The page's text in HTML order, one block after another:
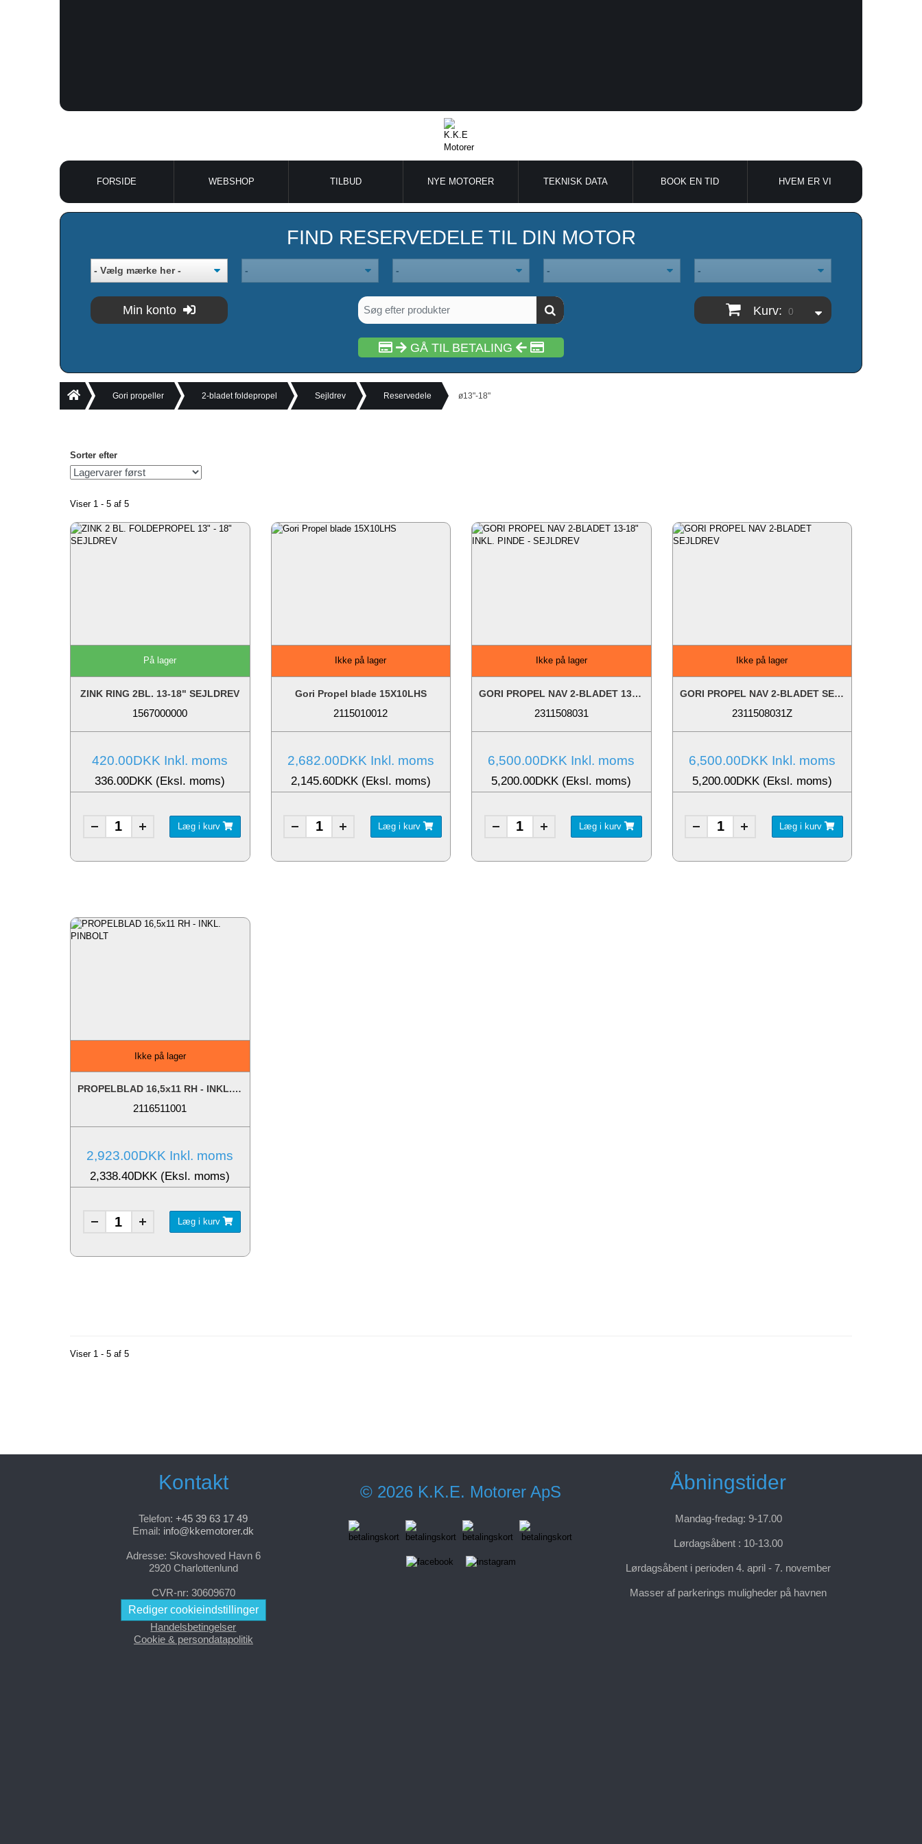
FORSIDE WEBSHOP TILBUD NYE MOTORER TEKNISK DATA BOOK EN TID HVEM ER VI
FIND RESERVEDELE TIL DIN MOTOR
Min konto Kurv: 0
GÅ TIL BETALING
Gori propeller 2-bladet foldepropel Sejldrev Reservedele ø13"-18"
Sorter efter
Viser 1 - 5 af 5
På lager
ZINK RING 2BL. 13-18" SEJLDREV
1567000000
420.00DKK Inkl. moms
336.00DKK (Eksl. moms)
Læg i kurv
Ikke på lager
Gori Propel blade 15X10LHS
2115010012
2,682.00DKK Inkl. moms
2,145.60DKK (Eksl. moms)
Læg i kurv
Ikke på lager
GORI PROPEL NAV 2-BLADET 13-18" INKL....
2311508031
6,500.00DKK Inkl. moms
5,200.00DKK (Eksl. moms)
Læg i kurv
Ikke på lager
GORI PROPEL NAV 2-BLADET SEJLDREV
2311508031Z
6,500.00DKK Inkl. moms
5,200.00DKK (Eksl. moms)
Læg i kurv
Ikke på lager
PROPELBLAD 16,5x11 RH - INKL. PINBOLT
2116511001
2,923.00DKK Inkl. moms
2,338.40DKK (Eksl. moms)
Læg i kurv
Viser 1 - 5 af 5
Kontakt
Telefon:+45 39 63 17 49
Email: info@kkemotorer.dk
Adresse: Skovshoved Havn 6
2920 Charlottenlund
CVR-nr: 30609670
Rediger cookieindstillinger
Handelsbetingelser
Cookie & persondatapolitik
© 2026 K.K.E. Motorer ApS Åbningstider
Mandag-fredag: 9-17.00
Lørdagsåbent : 10-13.00
Lørdagsåbent i perioden 4. april - 7. november
Masser af parkerings muligheder på havnen